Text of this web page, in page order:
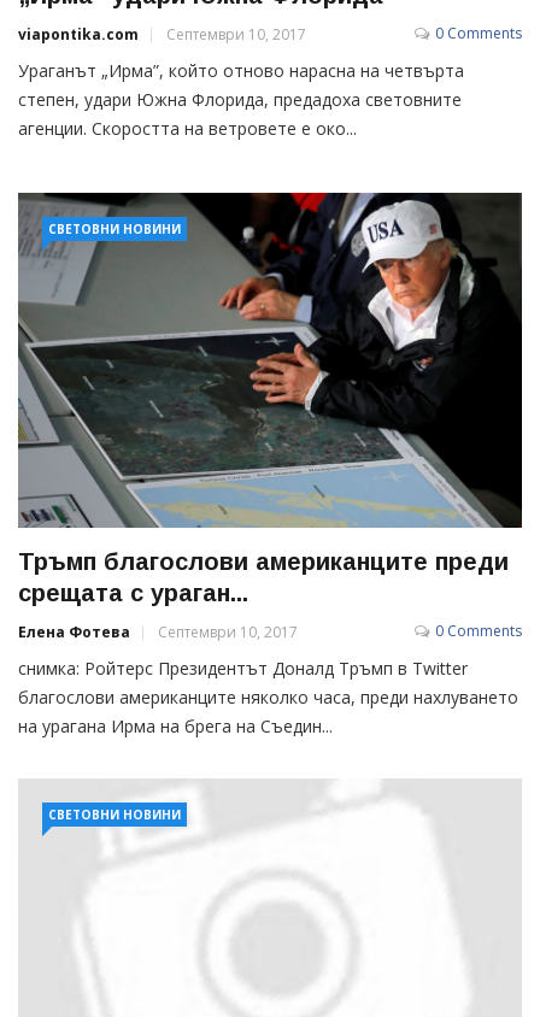
viapontika.com Септември 10, 2017 0 Comments
Ураганът „Ирма”, който отново нарасна на четвърта
степен, удари Южна Флорида, предадоха световните
агенции. Скоростта на ветровете е око...
СВЕТОВНИ НОВИНИ
Тръмп благослови американците преди
срещата с ураган...
Елена Фотева Септември 10, 2017 0 Comments
снимка: Ройтерс Президентът Доналд Тръмп в Twitter
благослови американците няколко часа, преди нахлуването
на урагана Ирма на брега на Съедин...
СВЕТОВНИ НОВИНИ